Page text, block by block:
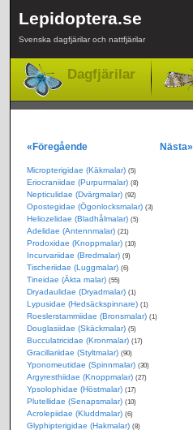
Lepidoptera.se
Svenska dagfjärilar och nattfjärilar
Dagfjärilar
«Föregående Nästa»
Micropterigidae (Käkmalar) (5)
Eriocraniidae (Purpurmalar) (8)
Nepticulidae (Dvärgmalar) (92)
Opostegidae (Ögonlocksmalar) (3)
Heliozelidae (Bladhålmalar) (5)
Adelidae (Antennmalar) (21)
Prodoxidae (Knoppmalar) (10)
Incurvariidae (Bredmalar) (9)
Tischeriidae (Luggmalar) (6)
Tineidae (Äkta malar) (55)
Dryadaulidae (Dryadmalar) (1)
Lypusidae (Hedsäckspinnare) (1)
Roeslerstammiidae (Bronsmalar) (1)
Douglasiidae (Skäckmalar) (5)
Bucculatricidae (Kronmalar) (17)
Gracillariidae (Styltmalar) (90)
Yponomeutidae (Spinnmalar) (30)
Argyresthiidae (Knoppmalar) (27)
Ypsolophidae (Höstmalar) (17)
Plutellidae (Senapsmalar) (10)
Acrolepiidae (Kluddmalar) (6)
Glyphipterigidae (Hakmalar) (8)